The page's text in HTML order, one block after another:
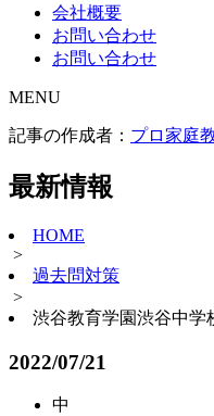
会社概要
お問い合わせ
お問い合わせ
MENU
記事の作成者： プロ家庭
最新情報
HOME
>
過去問対策
>
渋谷教育学園渋谷中学
2022/07/21
中